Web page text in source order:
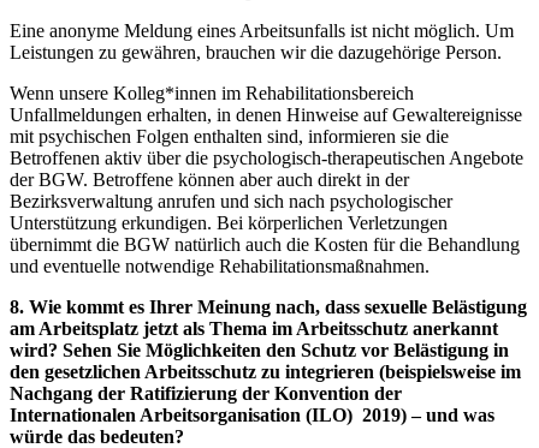
Eine anonyme Meldung eines Arbeitsunfalls ist nicht möglich. Um
Leistungen zu gewähren, brauchen wir die dazugehörige Person.
Wenn unsere Kolleg*innen im Rehabilitationsbereich
Unfallmeldungen erhalten, in denen Hinweise auf Gewaltereignisse
mit psychischen Folgen enthalten sind, informieren sie die
Betroffenen aktiv über die psychologisch-therapeutischen Angebote
der BGW. Betroffene können aber auch direkt in der
Bezirksverwaltung anrufen und sich nach psychologischer
Unterstützung erkundigen. Bei körperlichen Verletzungen
übernimmt die BGW natürlich auch die Kosten für die Behandlung
und eventuelle notwendige Rehabilitationsmaßnahmen.
8. Wie kommt es Ihrer Meinung nach, dass sexuelle Belästigung
am Arbeitsplatz jetzt als Thema im Arbeitsschutz anerkannt
wird? Sehen Sie Möglichkeiten den Schutz vor Belästigung in
den gesetzlichen Arbeitsschutz zu integrieren (beispielsweise im
Nachgang der Ratifizierung der Konvention der
Internationalen Arbeitsorganisation (ILO) 2019) – und was
würde das bedeuten?